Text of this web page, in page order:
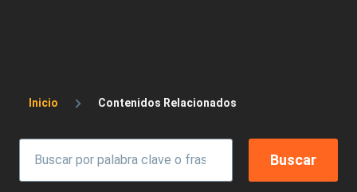
Sobrescribir enlaces de ayuda a la
Inicio Contenidos Relacionados